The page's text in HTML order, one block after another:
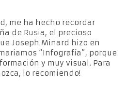
me ha hecho recordar
de Rusia, el precioso
Joseph Minard hizo en
“Infografía”, porque
y muy visual. Para
lo recomiendo!